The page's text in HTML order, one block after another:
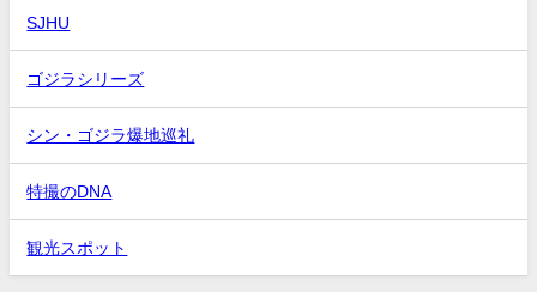
SJHU
ゴジラシリーズ
シン・ゴジラ爆地巡礼
特撮のDNA
観光スポット